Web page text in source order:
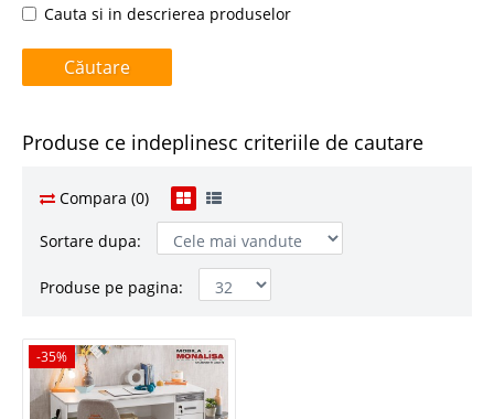
Cauta si in descrierea produselor
Produse ce indeplinesc criteriile de cautare
Compara (0)
Sortare dupa:
Produse pe pagina:
-35%
-35%